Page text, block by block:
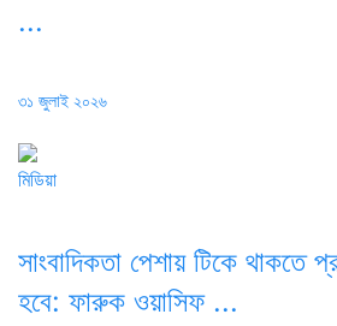
...
Posted
৩১ জুলাই ২০২৬
মিডিয়া
সাংবাদিকতা পেশায় টিকে থাকতে
হবে: ফারুক ওয়াসিফ ...